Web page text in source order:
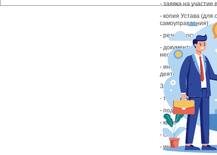
- заявка на участие
- копия Устава
самоуправления);
- резюме основных
- документы,
необходимости);
- иные документы
деятельности
Заявка на участие
- титульный лист;
- подробное
- календарный план
- смета проекта в
- информация о